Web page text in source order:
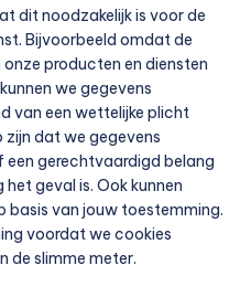
dit noodzakelijk is voor de
Bijvoorbeeld omdat de
producten en diensten
we gegevens
van een wettelijke plicht
zijn dat we gegevens
een gerechtvaardigd belang
geval is. Ook kunnen
basis van jouw toestemming.
voordat we cookies
de slimme meter.